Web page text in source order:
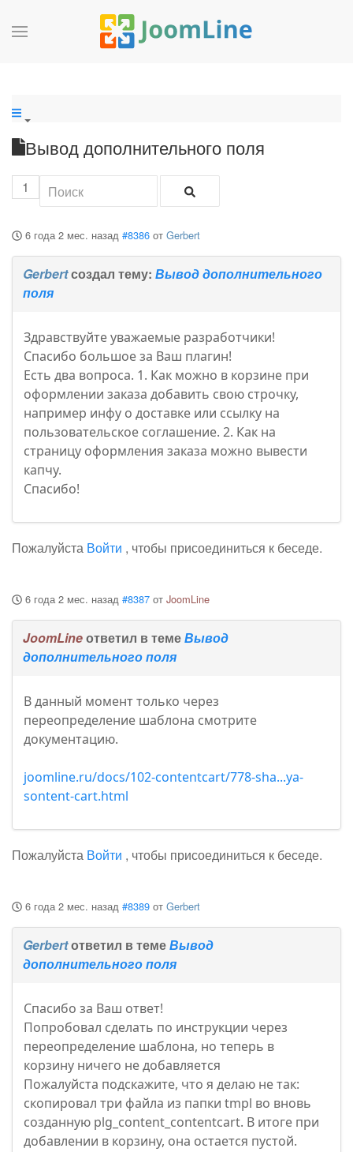
Вывод дополнительного поля
1
6 года 2 мес. назад #8386 от Gerbert
Gerbertсоздал тему: Вывод дополнительного
поля
Здравствуйте уважаемые разработчики!
Спасибо большое за Ваш плагин!
Есть два вопроса. 1. Как можно в корзине при
оформлении заказа добавить свою строчку,
например инфу о доставке или ссылку на
пользовательское соглашение. 2. Как на
страницу оформления заказа можно вывести
капчу.
Спасибо!
Пожалуйста Войти , чтобы присоединиться к беседе.
6 года 2 мес. назад #8387 от JoomLine
JoomLineответил в темеВывод
дополнительного поля
В данный момент только через
переопределение шаблона смотрите
документацию.
joomline.ru/docs/102-contentcart/778-sha...ya-
sontent-cart.html
Пожалуйста Войти , чтобы присоединиться к беседе.
6 года 2 мес. назад #8389 от Gerbert
Gerbertответил в темеВывод
дополнительного поля
Спасибо за Ваш ответ!
Попробовал сделать по инструкции через
переопределение шаблона, но теперь в
корзину ничего не добавляется
Пожалуйста подскажите, что я делаю не так:
скопировал три файла из папки tmpl во вновь
созданную plg_content_contentcart. В итоге при
добавлении в корзину, она остается пустой.